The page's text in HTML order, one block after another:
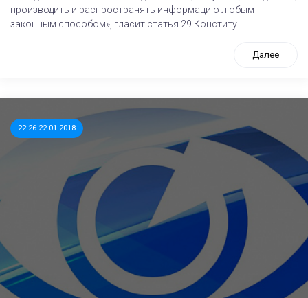
производить и распространять информацию любым
законным способом», гласит статья 29 Конститу...
Далее
22:26 22.01.2018